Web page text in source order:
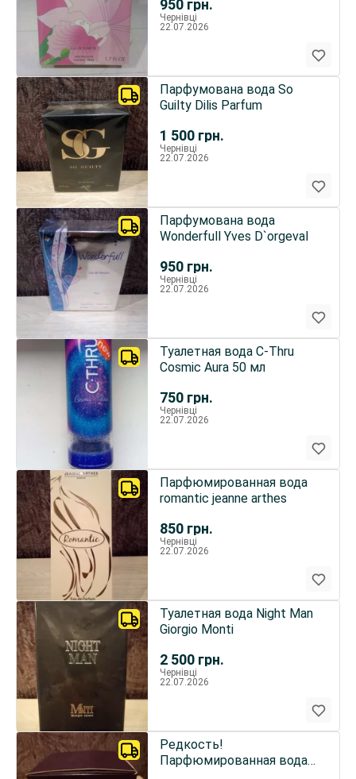
950 грн.
Чернівці
22.07.2026
1 500 грн.
Парфумована вода So
Guilty Dilis Parfum
Чернівці
22.07.2026
950 грн.
Парфумована вода
Wonderfull Yves D`orgeval
Чернівці
22.07.2026
750 грн.
Туалетная вода C-Thru
Cosmic Aura 50 мл
Чернівці
22.07.2026
850 грн.
Парфюмированная вода
romantic jeanne arthes
Чернівці
22.07.2026
2 500 грн.
Туалетная вода Night Man
Giorgio Monti
Чернівці
22.07.2026
Редкость!
Парфюмированная вода